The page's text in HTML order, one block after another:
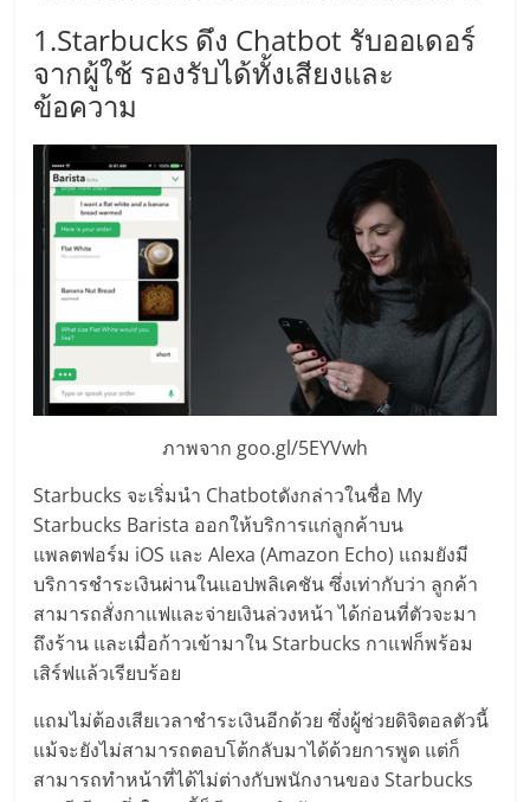
ไว,
ที่
ปรึกษา
การ
ลงทุน
และ
สา
ขา
แฟ
รน
ไชส์,
1.Starbucks ดึง Chatbot รับออเดอร์
จากผู้ใช้ รองรับได้ทั้งเสียงและ
ข้อความ
ภาพจาก goo.gl/5EYVwh
Starbucks จะเริ่มนำ Chatbotดังกล่าวในชื่อ My
Starbucks Barista ออกให้บริการแก่ลูกค้าบน
แพลตฟอร์ม iOS และ Alexa (Amazon Echo) แถมยังมี
บริการชำระเงินผ่านในแอปพลิเคชัน ซึ่งเท่ากับว่า ลูกค้า
สามารถสั่งกาแฟและจ่ายเงินล่วงหน้า ได้ก่อนที่ตัวจะมา
ถึงร้าน และเมื่อก้าวเข้ามาใน Starbucks กาแฟก็พร้อม
เสิร์ฟแล้วเรียบร้อย
แถมไม่ต้องเสียเวลาชำระเงินอีกด้วย ซึ่งผู้ช่วยดิจิตอลตัวนี้
แม้จะยังไม่สามารถตอบโต้กลับมาได้ด้วยการพูด แต่ก็
สามารถทำหน้าที่ได้ไม่ต่างกับพนักงานของ Starbucks